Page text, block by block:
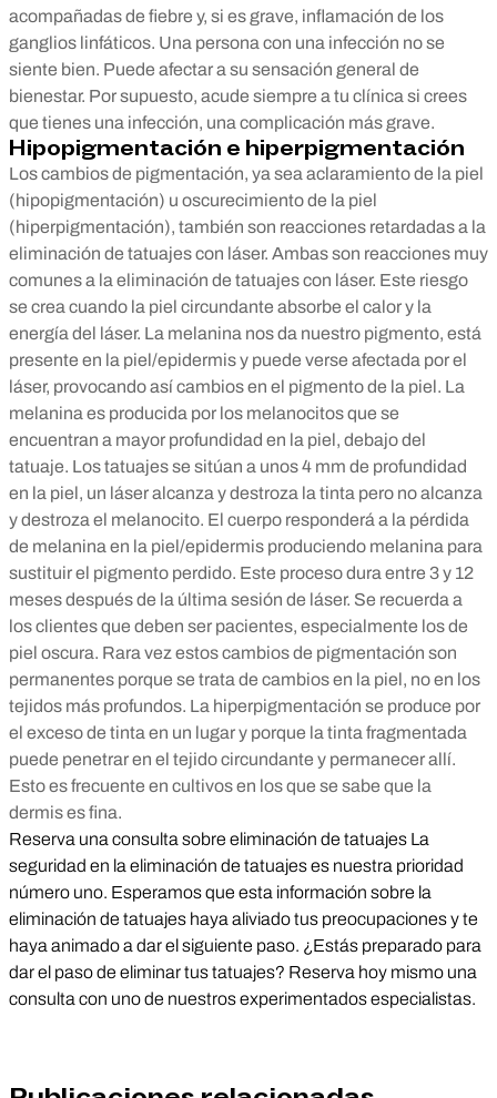
acompañadas de fiebre y, si es grave, inflamación de los
ganglios linfáticos. Una persona con una infección no se
siente bien. Puede afectar a su sensación general de
bienestar. Por supuesto, acude siempre a tu clínica si crees
que tienes una infección, una complicación más grave.
Hipopigmentación e hiperpigmentación
Los cambios de pigmentación, ya sea aclaramiento de la piel
(hipopigmentación) u oscurecimiento de la piel
(hiperpigmentación), también son reacciones retardadas a la
eliminación de tatuajes con láser. Ambas son reacciones muy
comunes a la eliminación de tatuajes con láser. Este riesgo
se crea cuando la piel circundante absorbe el calor y la
energía del láser. La melanina nos da nuestro pigmento, está
presente en la piel/epidermis y puede verse afectada por el
láser, provocando así cambios en el pigmento de la piel. La
melanina es producida por los melanocitos que se
encuentran a mayor profundidad en la piel, debajo del
tatuaje. Los tatuajes se sitúan a unos 4 mm de profundidad
en la piel, un láser alcanza y destroza la tinta pero no alcanza
y destroza el melanocito. El cuerpo responderá a la pérdida
de melanina en la piel/epidermis produciendo melanina para
sustituir el pigmento perdido. Este proceso dura entre 3 y 12
meses después de la última sesión de láser. Se recuerda a
los clientes que deben ser pacientes, especialmente los de
piel oscura. Rara vez estos cambios de pigmentación son
permanentes porque se trata de cambios en la piel, no en los
tejidos más profundos. La hiperpigmentación se produce por
el exceso de tinta en un lugar y porque la tinta fragmentada
puede penetrar en el tejido circundante y permanecer allí.
Esto es frecuente en cultivos en los que se sabe que la
dermis es fina.
Reserva una consulta sobre eliminación de tatuajes La
seguridad en la eliminación de tatuajes es nuestra prioridad
número uno. Esperamos que esta información sobre la
eliminación de tatuajes haya aliviado tus preocupaciones y te
haya animado a dar el siguiente paso. ¿Estás preparado para
dar el paso de eliminar tus tatuajes? Reserva hoy mismo una
consulta con uno de nuestros experimentados especialistas.